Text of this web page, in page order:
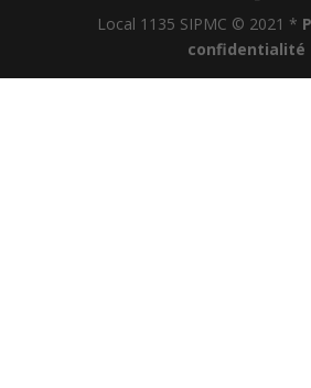
Local 1135 SIPMC © 2021 *
confidentialité